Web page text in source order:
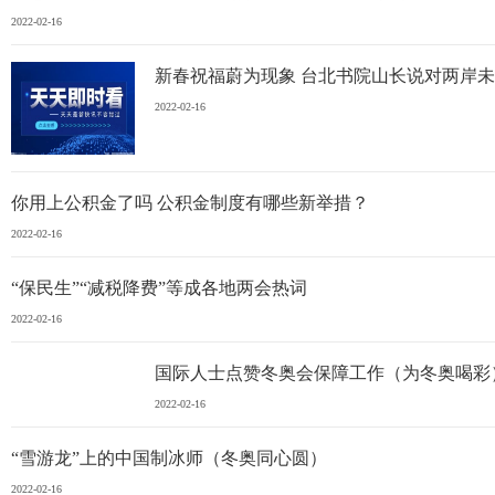
2022-02-16
新春祝福蔚为现象 台北书院山长说对两岸
2022-02-16
你用上公积金了吗 公积金制度有哪些新举措？
2022-02-16
“保民生”“减税降费”等成各地两会热词
2022-02-16
国际人士点赞冬奥会保障工作（为冬奥喝彩
2022-02-16
“雪游龙”上的中国制冰师（冬奥同心圆）
2022-02-16